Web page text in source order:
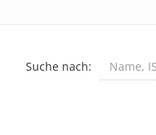
Suche nach: